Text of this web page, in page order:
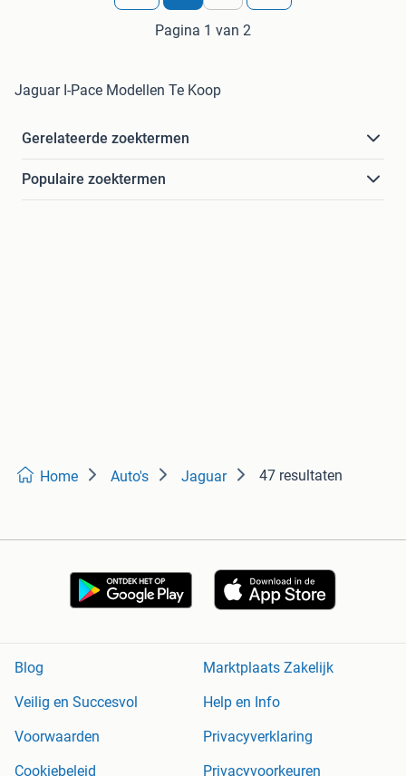
Pagina 1 van 2
Jaguar I-Pace Modellen Te Koop
Gerelateerde zoektermen
Populaire zoektermen
Home Auto's Jaguar 47 resultaten
Blog
Marktplaats Zakelijk
Veilig en Succesvol
Help en Info
Voorwaarden
Privacyverklaring
Cookiebeleid
Privacyvoorkeuren